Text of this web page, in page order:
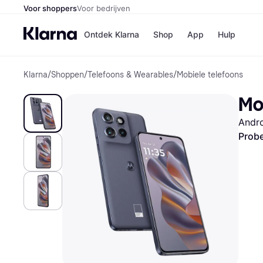
Voor shoppersVoor bedrijven
Ontdek Klarna Shop
Winkels
Bol
H&M
App Hulp
Klarna/Shoppen/Telefoons & Wearables/Mobiele telefoons